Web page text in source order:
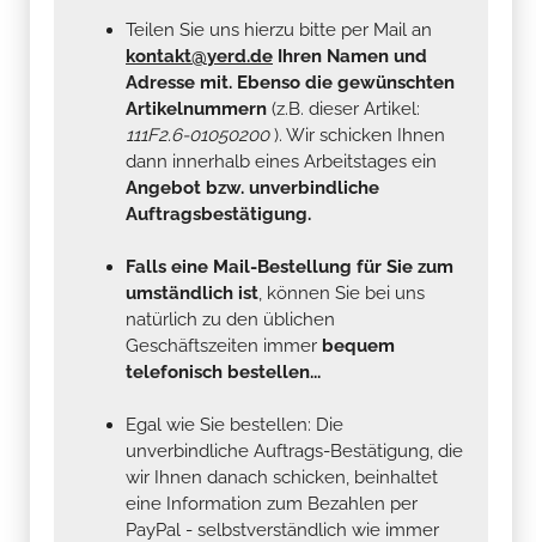
Teilen Sie uns hierzu bitte per Mail an
kontakt@yerd.de Ihren Namen und
Adresse mit. Ebenso die gewünschten
Artikelnummern (z.B. dieser Artikel:
111F2.6-01050200). Wir schicken Ihnen
dann innerhalb eines Arbeitstages ein
Angebot bzw. unverbindliche
Auftragsbestätigung.
Falls eine Mail-Bestellung für Sie zum
umständlich ist, können Sie bei uns
natürlich zu den üblichen
Geschäftszeiten immer bequem
telefonisch bestellen...
Egal wie Sie bestellen: Die
unverbindliche Auftrags-Bestätigung, die
wir Ihnen danach schicken, beinhaltet
eine Information zum Bezahlen per
PayPal - selbstverständlich wie immer